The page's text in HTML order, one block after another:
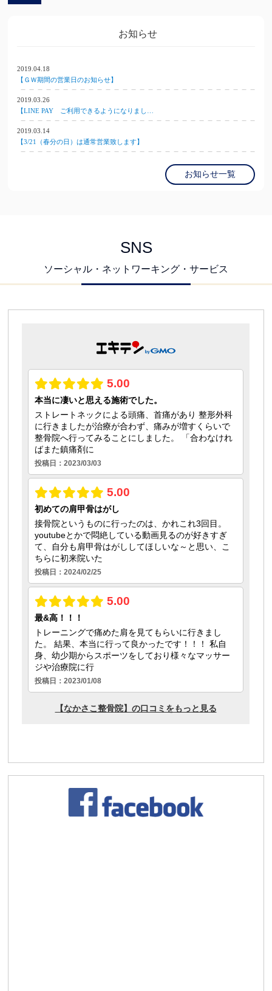
お知らせ
2019.04.18
【ＧＷ期間の営業日のお知らせ】
2019.03.26
【LINE PAY ご利用できるようになりまし…
2019.03.14
【3/21（春分の日）は通常営業致します】
お知らせ一覧
SNS
ソーシャル・ネットワーキング・サービス